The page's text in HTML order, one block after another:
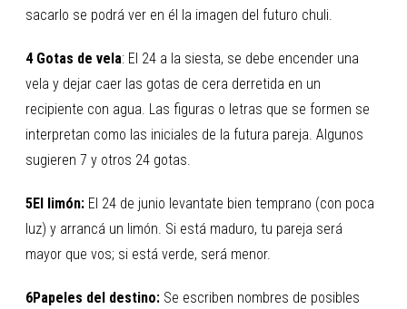
sacarlo se podrá ver en él la imagen del futuro chuli.
4 Gotas de vela: El 24 a la siesta, se debe encender una
vela y dejar caer las gotas de cera derretida en un
recipiente con agua. Las figuras o letras que se formen se
interpretan como las iniciales de la futura pareja. Algunos
sugieren 7 y otros 24 gotas.
5El limón: El 24 de junio levantate bien temprano (con poca
luz) y arrancá un limón. Si está maduro, tu pareja será
mayor que vos; si está verde, será menor.
6Papeles del destino: Se escriben nombres de posibles